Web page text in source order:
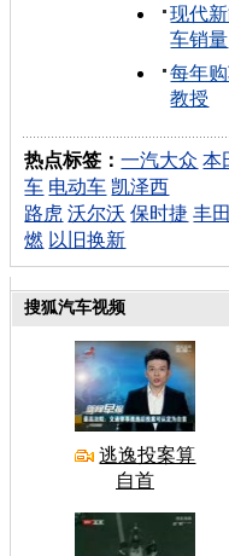
现代
车销量
每年
教授
热点标签：一汽大众 本
车 电动车 凯泽西
路虎 沃尔沃 保时捷 丰
燃 以旧换新
搜狐汽车视频
逃逸投案算
自首